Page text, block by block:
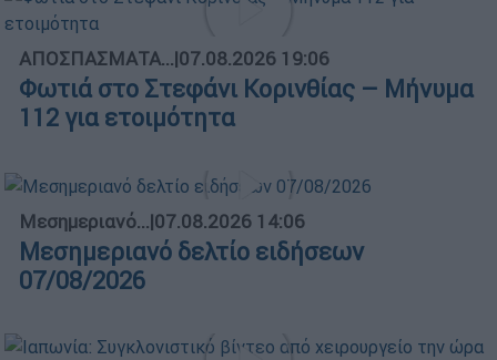
ΑΠΟΣΠΑΣΜΑΤΑ...|07.08.2026 19:06
Φωτιά στο Στεφάνι Κορινθίας – Μήνυμα
112 για ετοιμότητα
Μεσημεριανό...|07.08.2026 14:06
Μεσημεριανό δελτίο ειδήσεων
07/08/2026